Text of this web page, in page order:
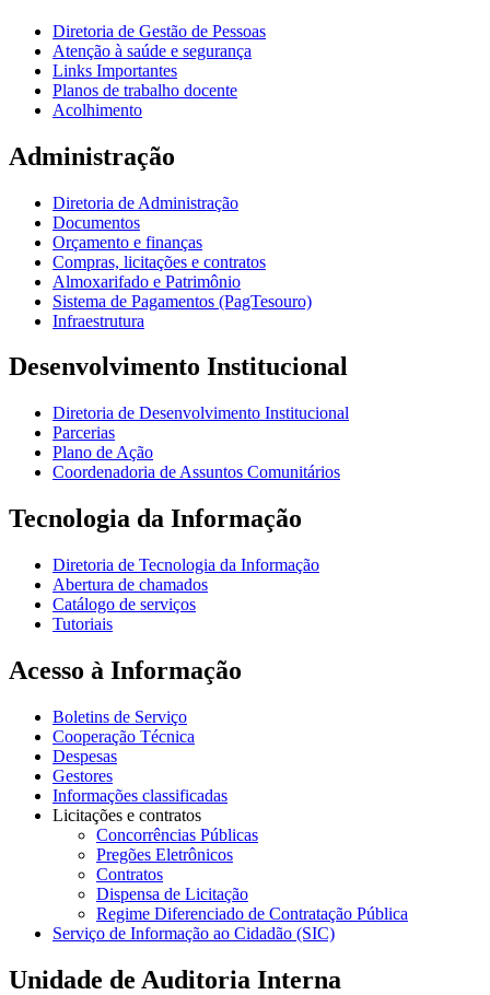
Diretoria de Gestão de Pessoas
Atenção à saúde e segurança
Links Importantes
Planos de trabalho docente
Acolhimento
Administração
Diretoria de Administração
Documentos
Orçamento e finanças
Compras, licitações e contratos
Almoxarifado e Patrimônio
Sistema de Pagamentos (PagTesouro)
Infraestrutura
Desenvolvimento Institucional
Diretoria de Desenvolvimento Institucional
Parcerias
Plano de Ação
Coordenadoria de Assuntos Comunitários
Tecnologia da Informação
Diretoria de Tecnologia da Informação
Abertura de chamados
Catálogo de serviços
Tutoriais
Acesso à Informação
Boletins de Serviço
Cooperação Técnica
Despesas
Gestores
Informações classificadas
Licitações e contratos
Concorrências Públicas
Pregões Eletrônicos
Contratos
Dispensa de Licitação
Regime Diferenciado de Contratação Pública
Serviço de Informação ao Cidadão (SIC)
Unidade de Auditoria Interna